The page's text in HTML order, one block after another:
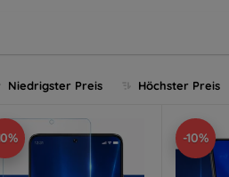
Niedrigster Preis Höchster Preis
-10%